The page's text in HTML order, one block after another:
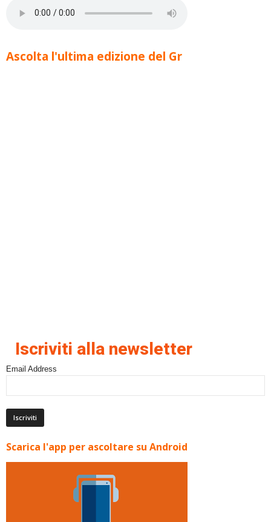
Ascolta l'ultima edizione del Gr
Iscriviti alla newsletter
Email Address
Scarica l'app per ascoltare su Android